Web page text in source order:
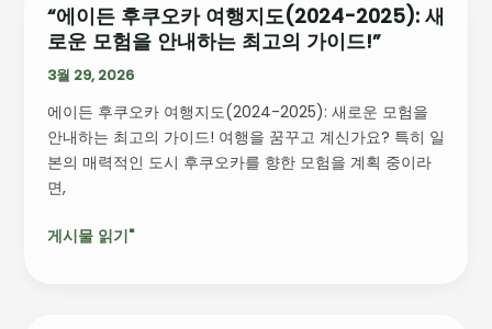
“에이든 후쿠오카 여행지도(2024-2025): 새
로운 모험을 안내하는 최고의 가이드!”
3월 29, 2026
에이든 후쿠오카 여행지도(2024-2025): 새로운 모험을
안내하는 최고의 가이드! 여행을 꿈꾸고 계신가요? 특히 일
본의 매력적인 도시 후쿠오카를 향한 모험을 계획 중이라
면,
“에
이
든
후
쿠
오
카
여
지
게시물 읽기"